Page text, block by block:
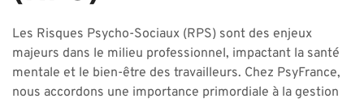
Les Risques Psycho-Sociaux (RPS) sont des enjeux
majeurs dans le milieu professionnel, impactant la santé
mentale et le bien-être des travailleurs. Chez PsyFrance,
nous accordons une importance primordiale à la gestion